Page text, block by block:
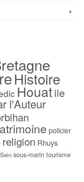
Histoire
Houatile
l'Auteur
policier
religion Rhuys
Sein sous-marin tourisme